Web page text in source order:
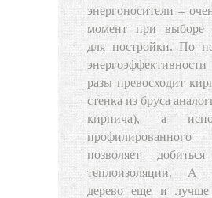
энергоносители –
момент при выборе
для постройки. По
разы превосходит
стенка из бруса
кирпича), а
позволяет
теплоизоляции. А
дерево еще и лучше